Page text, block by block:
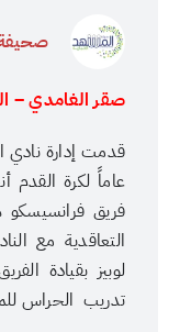
صحيفة
صقر الغامدي –
عاماً لكرة
فريق فرانسيسكو
التعاقدية مع
لوبيز بقيادة
تدريب الحراس